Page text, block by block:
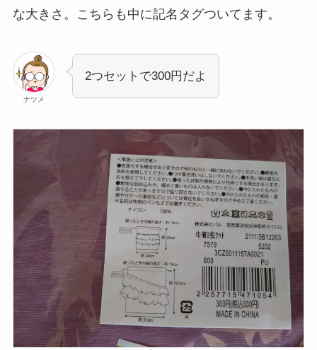
な大きさ。こちらも中に記名タグついてます。
ナツメ
2つセットで300円だよ